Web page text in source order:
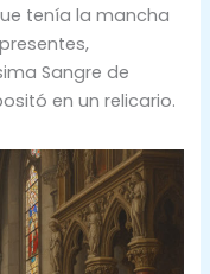
tenía la mancha
Sangre de
en un relicario.